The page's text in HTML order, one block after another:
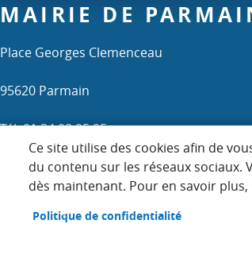
Ce site utilise des cookies afin de
du contenu sur les réseaux sociaux.
dès maintenant. Pour en savoir
Politique de confidentialité
MAIRIE DE
Place Georges Clemenceau
95620 Parmain
Tél. 01 34 08 95 95